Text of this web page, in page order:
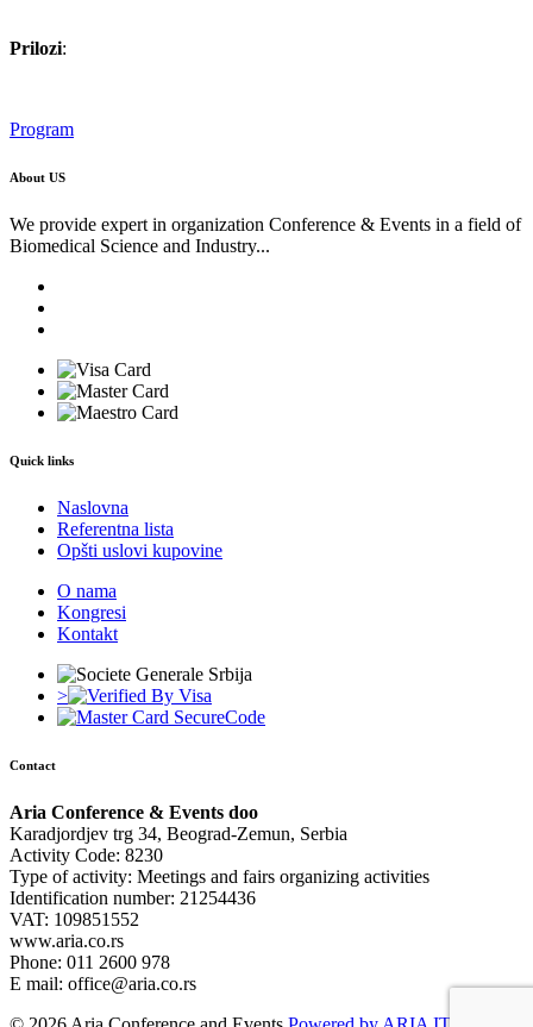
Prilozi:
Program
About US
We provide expert in organization Conference & Events in a field of
Biomedical Science and Industry...
Quick links
Naslovna
Referentna lista
Opšti uslovi kupovine
O nama
Kongresi
Kontakt
>
Contact
Aria Conference & Events doo
Karadjordjev trg 34, Beograd-Zemun, Serbia
Activity Code: 8230
Type of activity: Meetings and fairs organizing activities
Identification number: 21254436
VAT: 109851552
www.aria.co.rs
Phone: 011 2600 978
E mail: office@aria.co.rs